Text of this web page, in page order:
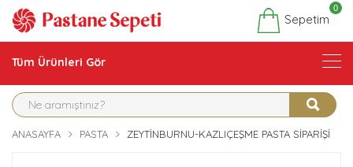
Sepetim
0
Tüm Ürünleri Gör
ANASAYFA PASTA ZEYTINBURNU-KAZLIÇEŞME PASTA SIPARIŞI